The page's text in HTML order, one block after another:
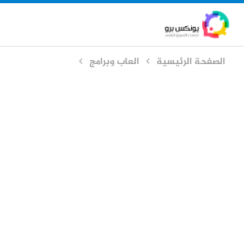
الصفحة الرئيسية العاب وبرامج